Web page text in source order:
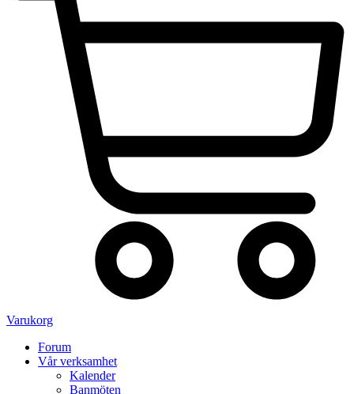
Varukorg
Forum
Vår verksamhet
Kalender
Banmöten